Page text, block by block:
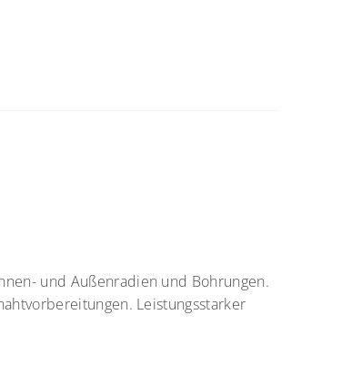
und Außenradien und Bohrungen.
Leistungsstarker